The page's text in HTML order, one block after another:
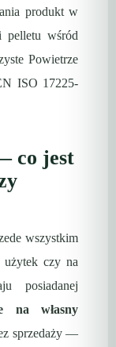
produkt w
pelletu wśród
Powietrze
ISO 17225-
co jest
wszystkim
użytek czy na
posiadanej
na własny
sprzedaży —